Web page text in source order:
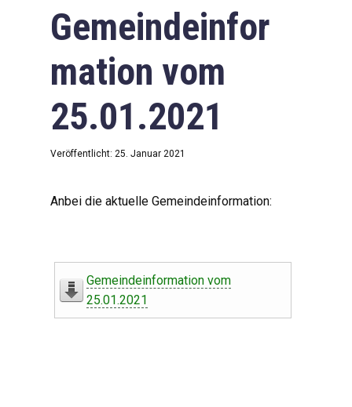
Gemeindeinfor
mation vom
25.01.2021
Veröffentlicht: 25. Januar 2021
Anbei die aktuelle Gemeindeinformation:
Gemeindeinformation vom
25.01.2021